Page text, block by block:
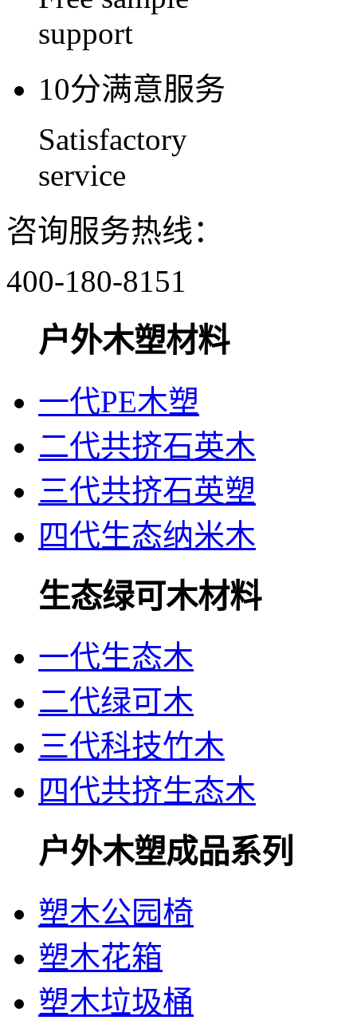
support
10分满意服务
Satisfactory
service
咨询服务热线：
400-180-8151
户外木塑材料
一代PE木塑
二代共挤石英木
三代共挤石英塑
四代生态纳米木
生态绿可木材料
一代生态木
二代绿可木
三代科技竹木
四代共挤生态木
户外木塑成品系列
塑木公园椅
塑木花箱
塑木垃圾桶